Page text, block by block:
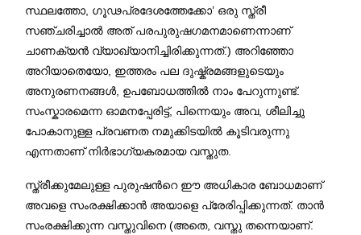
സ്ഥലത്തോ, ഗൂഢപ്രദേശത്തേക്കോ’ ഒരു സ്ത്രീ
സഞ്ചരിച്ചാൽ അത് പരപുരുഷഗമനമാണെന്നാണ്
ചാണക്യൻ വ്യാഖ്യാനിച്ചിരിക്കുന്നത്.) അറിഞ്ഞോ
അറിയാതെയോ, ഇത്തരം പല ദുഷ്ക്രമങ്ങളുടെയും
അനുരണനങ്ങൾ, ഉപബോധത്തിൽ നാം പേറുന്നുണ്ട്.
സംസ്കാരമെന്ന ഓമനപ്പേരിട്ട്, പിന്നെയും അവ, ശീലിച്ചു
പോകാനുള്ള പ്രവണത നമുക്കിടയിൽ കൂടിവരുന്നു
എന്നതാണ് നിർഭാഗ്യകരമായ വസ്തുത.
സ്ത്രീക്കുമേലുള്ള പുരുഷൻറെ ഈ അധികാര ബോധമാണ്
അവളെ സംരക്ഷിക്കാൻ അയാളെ പ്രേരിപ്പിക്കുന്നത്. താൻ
സംരക്ഷിക്കുന്ന വസ്തുവിനെ (അതെ, വസ്തു തന്നെയാണ്.